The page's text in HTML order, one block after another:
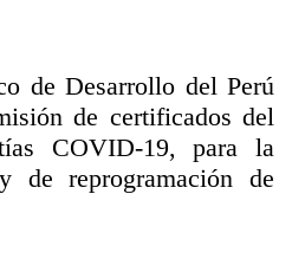
de Desarrollo del Perú
de certificados del
COVID-19, para la
de reprogramación de